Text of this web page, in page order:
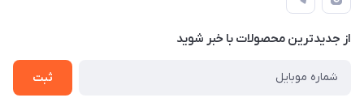
تهران، بهار جنوبی، کوچه خوشدل، پلاک 1، طبقه 4
لیست محصولات
تماس با ما
از جدید‌ترین محصولات با‌ خبر شوید
ثبت